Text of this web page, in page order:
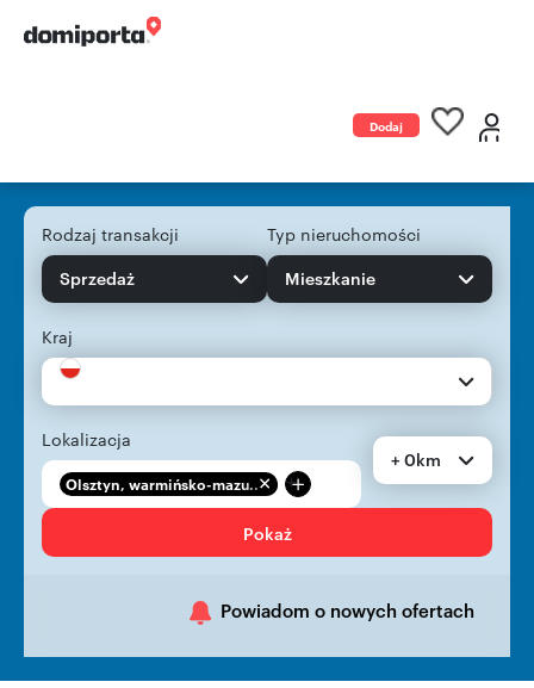
Dodaj
Rodzaj transakcji
Sprzedaż
Typ nieruchomości
Mieszkanie
Kraj
Lokalizacja
Olsztyn, warmińsko-mazu... +
+ 0km
Pokaż
Powiadom o nowych ofertach